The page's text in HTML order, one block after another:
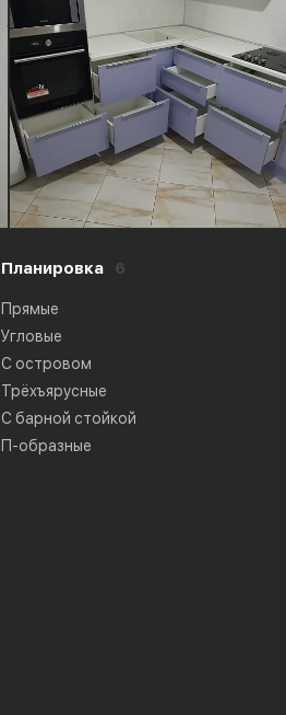
Планировка 6
Прямые
Угловые
С островом
Трёхъярусные
С барной стойкой
П-образные